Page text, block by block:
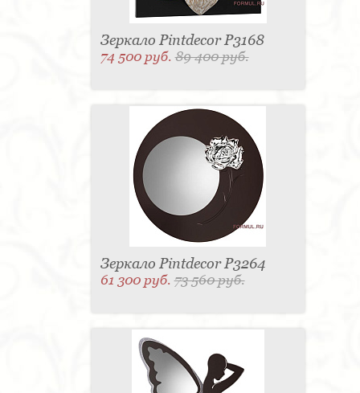
Зеркало Pintdecor P3168
74 500 руб.89 400 руб.
Зеркало Pintdecor P3264
61 300 руб.73 560 руб.